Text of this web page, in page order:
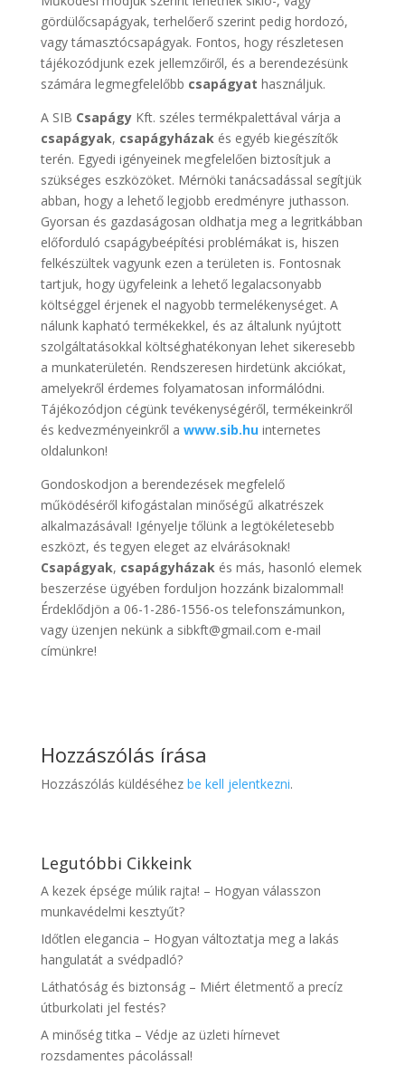
gördülőcsapágyak, terhelőerő szerint pedig hordozó,
vagy támasztócsapágyak. Fontos, hogy részletesen
tájékozódjunk ezek jellemzőiről, és a berendezésünk
számára legmegfelelőbb csapágyat használjuk.
A SIB CsapágyKft. széles termékpalettával várja a
csapágyak, csapágyházakés egyéb kiegészítők
terén. Egyedi igényeinek megfelelően biztosítjuk a
szükséges eszközöket. Mérnöki tanácsadással segítjük
abban, hogy a lehető legjobb eredményre juthasson.
Gyorsan és gazdaságosan oldhatja meg a legritkábban
előforduló csapágybeépítési problémákat is, hiszen
felkészültek vagyunk ezen a területen is. Fontosnak
tartjuk, hogy ügyfeleink a lehető legalacsonyabb
költséggel érjenek el nagyobb termelékenységet. A
nálunk kapható termékekkel, és az általunk nyújtott
szolgáltatásokkal költséghatékonyan lehet sikeresebb
a munkaterületén. Rendszeresen hirdetünk akciókat,
amelyekről érdemes folyamatosan informálódni.
Tájékozódjon cégünk tevékenységéről, termékeinkről
és kedvezményeinkről a www.sib.hu internetes
oldalunkon!
Gondoskodjon a berendezések megfelelő
működéséről kifogástalan minőségű alkatrészek
alkalmazásával! Igényelje tőlünk a legtökéletesebb
eszközt, és tegyen eleget az elvárásoknak!
Csapágyak, csapágyházakés más, hasonló elemek
beszerzése ügyében forduljon hozzánk bizalommal!
Érdeklődjön a 06-1-286-1556-os telefonszámunkon,
vagy üzenjen nekünk a sibkft@gmail.com e-mail
címünkre!
Hozzászólás írása
Hozzászólás küldéséhez be kell jelentkezni.
Legutóbbi Cikkeink
A kezek épsége múlik rajta! – Hogyan válasszon
munkavédelmi kesztyűt?
Időtlen elegancia – Hogyan változtatja meg a lakás
hangulatát a svédpadló?
Láthatóság és biztonság – Miért életmentő a precíz
útburkolati jel festés?
A minőség titka – Védje az üzleti hírnevet
rozsdamentes pácolással!